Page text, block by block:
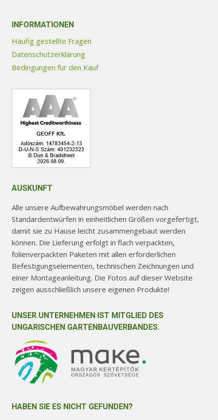
INFORMATIONEN
Häufig gestellte Fragen
Datenschutzerklärung
Bedingungen für den Kauf
AUSKUNFT
Alle unsere Aufbewahrungsmöbel werden nach
Standardentwürfen in einheitlichen Größen vorgefertigt,
damit sie zu Hause leicht zusammengebaut werden
können. Die Lieferung erfolgt in flach verpackten,
folienverpackten Paketen mit allen erforderlichen
Befestigungselementen, technischen Zeichnungen und
einer Montageanleitung. Die Fotos auf dieser Website
zeigen ausschließlich unsere eigenen Produkte!
UNSER UNTERNEHMEN IST MITGLIED DES
UNGARISCHEN GARTENBAUVERBANDES.
HABEN SIE ES NICHT GEFUNDEN?